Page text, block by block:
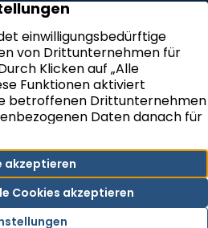
Impressum
Datenschutz
Erklärung zur
Barrierefreiheit
Newsletter Abonnieren